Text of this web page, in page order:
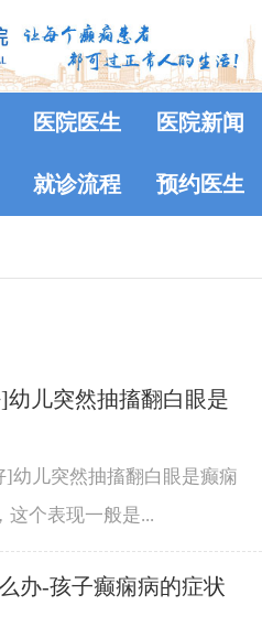
医院医生 医院新闻
就诊流程 预约医生
儿突然抽搐翻白眼是
幼儿突然抽搐翻白眼是癫痫
这个表现一般是...
办-孩子癫痫病的症状